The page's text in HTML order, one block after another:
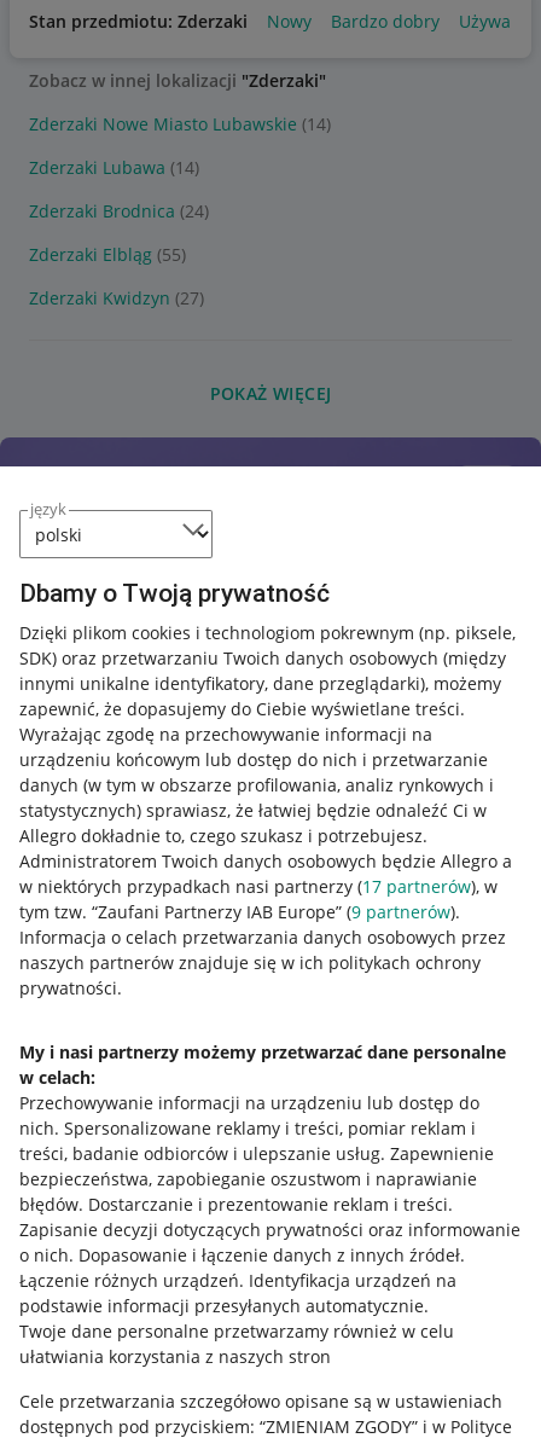
język
Dbamy o Twoją prywatność
Dzięki plikom cookies i technologiom pokrewnym (np. piksele,
SDK) oraz przetwarzaniu Twoich danych osobowych (między
innymi unikalne identyfikatory, dane przeglądarki), możemy
zapewnić, że dopasujemy do Ciebie wyświetlane treści.
Wyrażając zgodę na przechowywanie informacji na
urządzeniu końcowym lub dostęp do nich i przetwarzanie
danych (w tym w obszarze profilowania, analiz rynkowych i
statystycznych) sprawiasz, że łatwiej będzie odnaleźć Ci w
Allegro dokładnie to, czego szukasz i potrzebujesz.
Administratorem Twoich danych osobowych będzie Allegro a
w niektórych przypadkach nasi partnerzy (17 partnerów), w
tym tzw. “Zaufani Partnerzy IAB Europe” (9 partnerów).
Informacja o celach przetwarzania danych osobowych przez
naszych partnerów znajduje się w ich politykach ochrony
prywatności.
My i nasi partnerzy możemy przetwarzać dane personalne
w celach:
Przechowywanie informacji na urządzeniu lub dostęp do
nich. Spersonalizowane reklamy i treści, pomiar reklam i
treści, badanie odbiorców i ulepszanie usług. Zapewnienie
bezpieczeństwa, zapobieganie oszustwom i naprawianie
błędów. Dostarczanie i prezentowanie reklam i treści.
Zapisanie decyzji dotyczących prywatności oraz informowanie
o nich. Dopasowanie i łączenie danych z innych źródeł.
Łączenie różnych urządzeń. Identyfikacja urządzeń na
podstawie informacji przesyłanych automatycznie.
Twoje dane personalne przetwarzamy również w celu
ułatwiania korzystania z naszych stron
Cele przetwarzania szczegółowo opisane są w ustawieniach
dostępnych pod przyciskiem: “ZMIENIAM ZGODY” i w Polityce
Stan przedmiotu: Zderzaki Nowy Bardzo dobry Używany
Zobacz w innej lokalizacji "Zderzaki"
Zderzaki Nowe Miasto Lubawskie (14)
Zderzaki Lubawa (14)
Zderzaki Brodnica (24)
Zderzaki Elbląg (55)
Zderzaki Kwidzyn (27)
POKAŻ WIĘCEJ
Przydatne informacje
Jak to działa
Allegro Gadane dla sprzedających
Allegro Gadane dla kupujących
Mapa miejscowości
Informacje prawne
Regulamin
Polityka plików "cookies"
Ustawienia plików "cookies"
Udostępnianie lokalizacji